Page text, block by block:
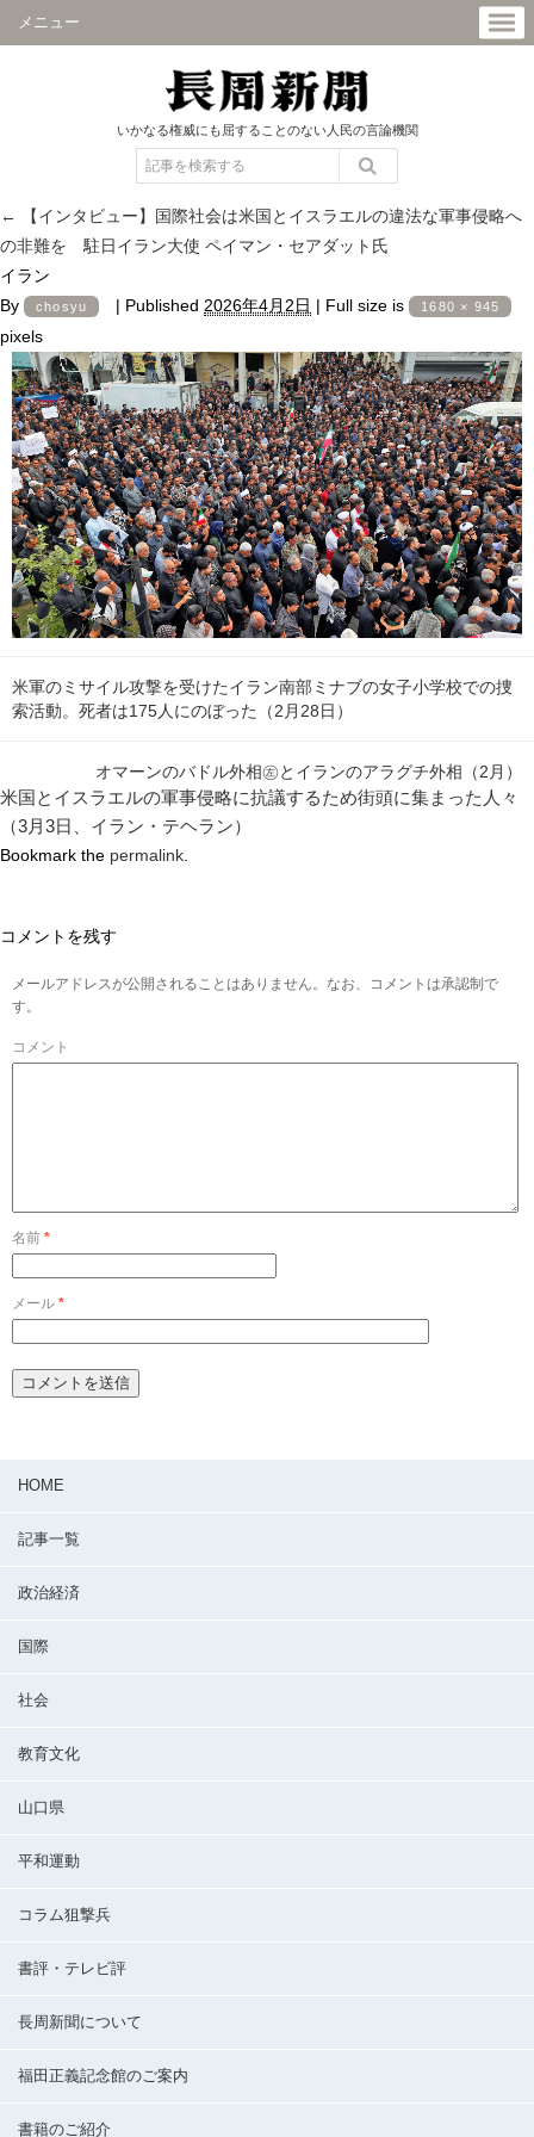
メニュー
いかなる権威にも屈することのない人民の言論機関
←
【インタビュー】国際社会は米国とイスラエルの違法な軍事侵略へ
の非難を 駐日イラン大使 ペイマン・セアダット氏
イラン
By
chosyu | Published 2026年4月2日 | Full size is 1680 × 945
pixels
米軍のミサイル攻撃を受けたイラン南部ミナブの女子小学校での捜
索活動。死者は175人にのぼった（2月28日）
オマーンのバドル外相㊧とイランのアラグチ外相（2月）
米国とイスラエルの軍事侵略に抗議するため街頭に集まった人々
（3月3日、イラン・テヘラン）
Bookmark the permalink.
コメントを残す
メールアドレスが公開されることはありません。なお、コメントは承認制で
す。
コメント
名前 *
メール *
HOME
記事一覧
政治経済
国際
社会
教育文化
山口県
平和運動
コラム狙撃兵
書評・テレビ評
長周新聞について
福田正義記念館のご案内
書籍のご紹介